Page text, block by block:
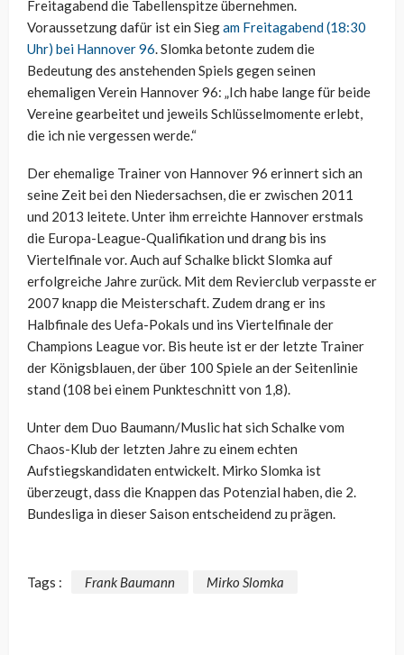
Freitagabend die Tabellenspitze übernehmen.
Voraussetzung dafür ist ein Siegam Freitagabend (18:30
Uhr) bei Hannover 96. Slomka betonte zudem die
Bedeutung des anstehenden Spiels gegen seinen
ehemaligen Verein Hannover 96: „Ich habe lange für beide
Vereine gearbeitet und jeweils Schlüsselmomente erlebt,
die ich nie vergessen werde.“
Der ehemalige Trainer von Hannover 96 erinnert sich an
seine Zeit bei den Niedersachsen, die er zwischen 2011
und 2013 leitete. Unter ihm erreichte Hannover erstmals
die Europa-League-Qualifikation und drang bis ins
Viertelfinale vor. Auch auf Schalke blickt Slomka auf
erfolgreiche Jahre zurück. Mit dem Revierclub verpasste er
2007 knapp die Meisterschaft. Zudem drang er ins
Halbfinale des Uefa-Pokals und ins Viertelfinale der
Champions League vor. Bis heute ist er der letzte Trainer
der Königsblauen, der über 100 Spiele an der Seitenlinie
stand (108 bei einem Punkteschnitt von 1,8).
Unter dem Duo Baumann/Muslic hat sich Schalke vom
Chaos-Klub der letzten Jahre zu einem echten
Aufstiegskandidaten entwickelt. Mirko Slomka ist
überzeugt, dass die Knappen das Potenzial haben, die 2.
Bundesliga in dieser Saison entscheidend zu prägen.
Tags : Frank Baumann Mirko Slomka